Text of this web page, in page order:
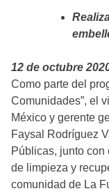
12 de octubre
Como parte del
Comunidades”, el
México y gerente
Faysal Rodríguez
Públicas, junto con
de limpieza y
comunidad de La